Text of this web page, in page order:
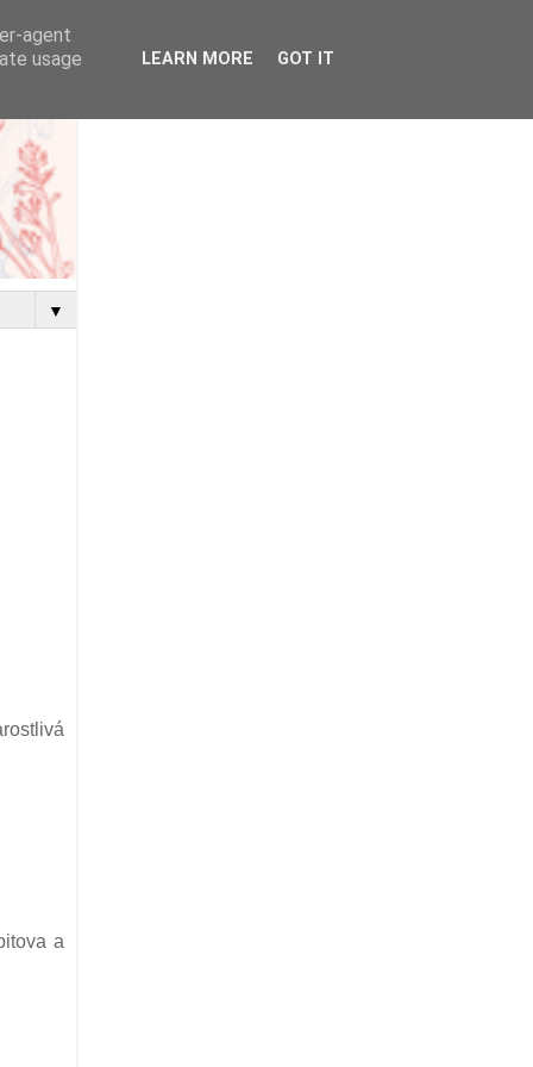
▼
a
agent
usage
LEARN MORE GOT IT